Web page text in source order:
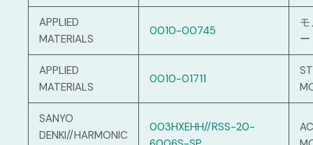
APPLIED
MATERIALS
0010-00745
ー
APPLIED
MATERIALS
0010-01711
SANYO
DENKI//HARMONIC
003HXEHH//RSS-20-